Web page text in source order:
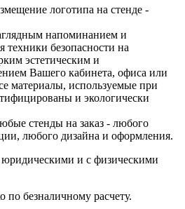
логотипа на стенде -
напоминанием и
техники безопасности на
эстетическим и
Вашего кабинета, офиса или
материалы, используемые при
и экологически
стенды на заказ - любого
любого дизайна и оформления.
и с физическими
по безналичному расчету.